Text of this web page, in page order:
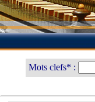
Mots clefs* :